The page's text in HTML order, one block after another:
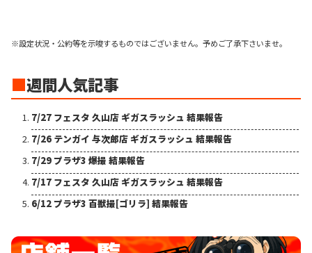
※設定状況・公約等を示唆するものではございません。予めご了承下さいませ。
■週間人気記事
7/27 フェスタ 久山店 ギガスラッシュ 結果報告
7/26 テンガイ 与次郎店 ギガスラッシュ 結果報告
7/29 プラザ3 爆撮 結果報告
7/17 フェスタ 久山店 ギガスラッシュ 結果報告
6/12 プラザ3 百獣撮[ゴリラ] 結果報告